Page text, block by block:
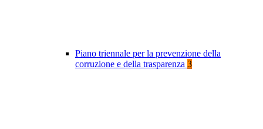
Piano triennale per la prevenzione della
corruzione e della trasparenza 3